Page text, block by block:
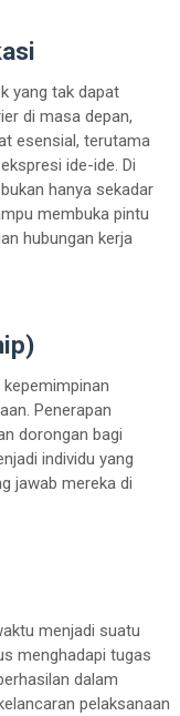
yang tak dapat
di masa depan,
esensial, terutama
ide-ide. Di
hanya sekadar
membuka pintu
hubungan kerja
Penerapan
dorongan bagi
individu yang
jawab mereka di
menjadi suatu
menghadapi tugas
dalam
pelaksanaan